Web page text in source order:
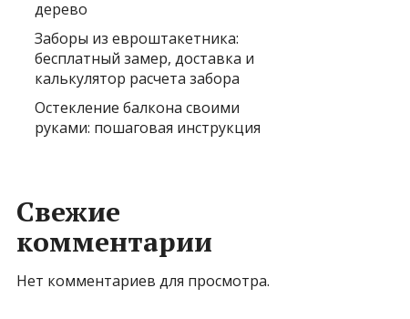
дерево
Заборы из евроштакетника:
бесплатный замер, доставка и
калькулятор расчета забора
Остекление балкона своими
руками: пошаговая инструкция
Свежие
комментарии
Нет комментариев для просмотра.